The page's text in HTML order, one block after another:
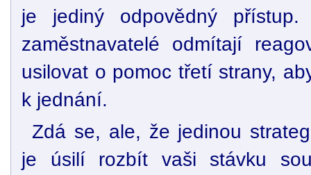
je jediný odpovědný
zaměstnavatelé odmítají
usilovat o pomoc třetí strany,
k jednání.
Zdá se, ale, že jedinou
je úsilí rozbít vaši stávku